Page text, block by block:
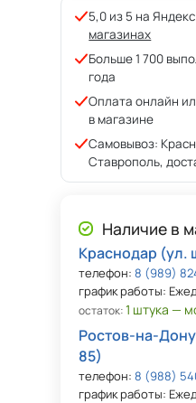
5,0 из 5 на
магазинах
Больше 1 700
года
Оплата онлайн
в магазине
Самовывоз:
Ставрополь,
Наличие в
Краснодар (ул.
телефон:8 (989)
график работы:
остаток:1 штука —
Ростов-на-
85)
телефон:8 (988)
график работы: